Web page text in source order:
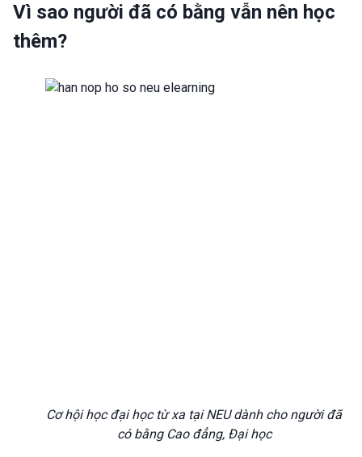
Vì sao người đã có bằng vẫn nên học
thêm?
Cơ hội học đại học từ xa tại NEU dành cho người đã
có bằng Cao đẳng, Đại học